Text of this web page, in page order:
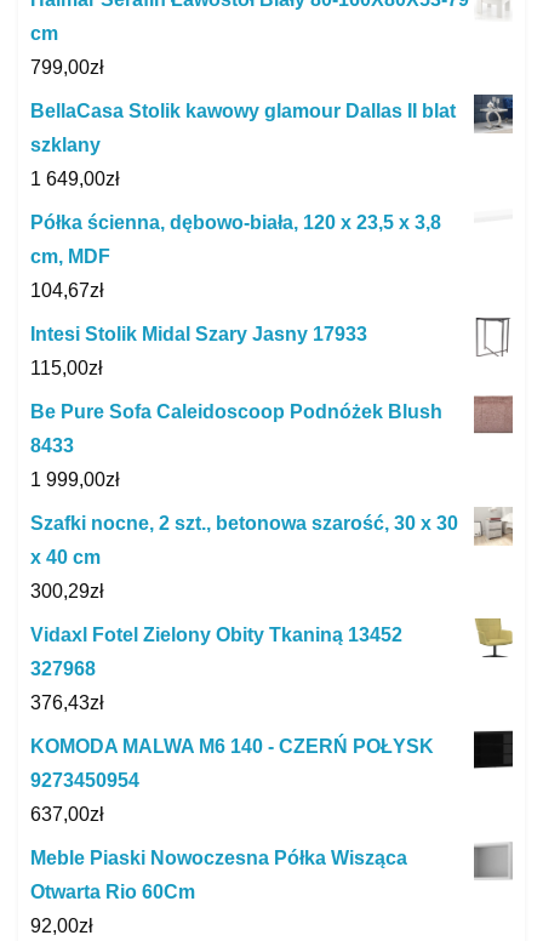
cm
799,00zł
BellaCasa Stolik kawowy glamour Dallas II blat
szklany
1 649,00zł
Półka ścienna, dębowo-biała, 120 x 23,5 x 3,8
cm, MDF
104,67zł
Intesi Stolik Midal Szary Jasny 17933
115,00zł
Be Pure Sofa Caleidoscoop Podnóżek Blush
8433
1 999,00zł
Szafki nocne, 2 szt., betonowa szarość, 30 x 30
x 40 cm
300,29zł
Vidaxl Fotel Zielony Obity Tkaniną 13452
327968
376,43zł
KOMODA MALWA M6 140 - CZERŃ POŁYSK
9273450954
637,00zł
Meble Piaski Nowoczesna Półka Wisząca
Otwarta Rio 60Cm
92,00zł